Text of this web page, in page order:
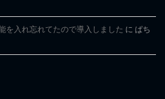
を入れ忘れてたので導入しました に ぱち